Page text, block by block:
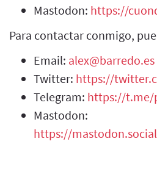
Mastodon: https://
Para contactar conmigo,
Email: alex@barredo.es
Twitter: https://
Telegram: https://t.me/
Mastodon:
https://